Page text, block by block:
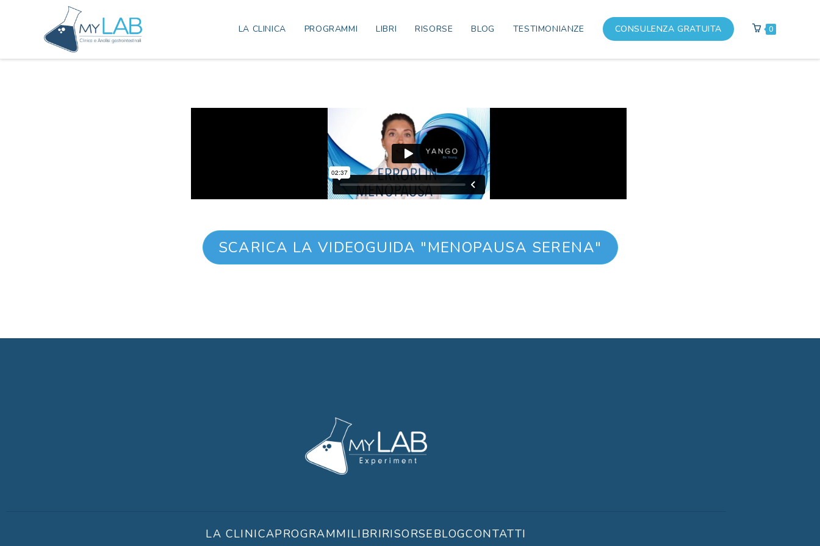
LA CLINICA PROGRAMMI LIBRI RISORSE BLOG TESTIMONIANZE CONSULENZA GRATUITA 0
SCARICA LA VIDEOGUIDA "MENOPAUSA SERENA"
LA CLINICAPROGRAMMILIBRIRISORSEBLOGCONTATTI